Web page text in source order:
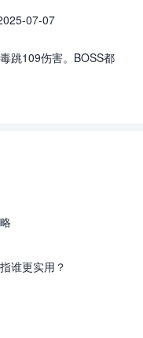
07-07
跳109伤害。BOSS都
谁更实用？